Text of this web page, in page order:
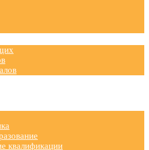
квалификации